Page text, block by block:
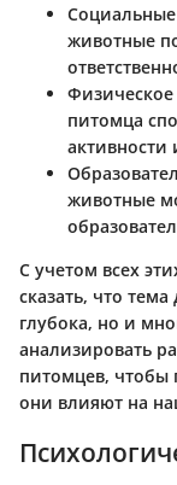
Социальные
животные
Физическое
питомца
активности
животные
С учетом всех
сказать, что
глубока, но и
анализировать
питомцев, чтобы
они влияют на